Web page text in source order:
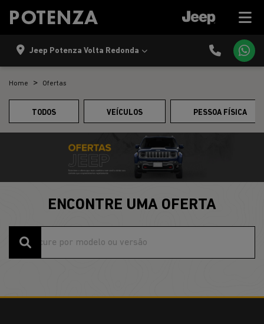
Jeep Potenza Volta Redonda
Home Ofertas
TODOS VEÍCULOS PESSOA FÍSICA
ENCONTRE UMA OFERTA